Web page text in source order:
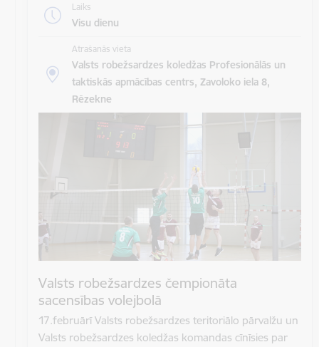
Laiks
Visu dienu
Atrašanās vieta
Valsts robežsardzes koledžas Profesionālās un
taktiskās apmācības centrs, Zavoloko iela 8,
Rēzekne
Valsts robežsardzes čempionāta
sacensības volejbolā
17.februārī Valsts robežsardzes teritoriālo pārvalžu un
Valsts robežsardzes koledžas komandas cīnīsies par